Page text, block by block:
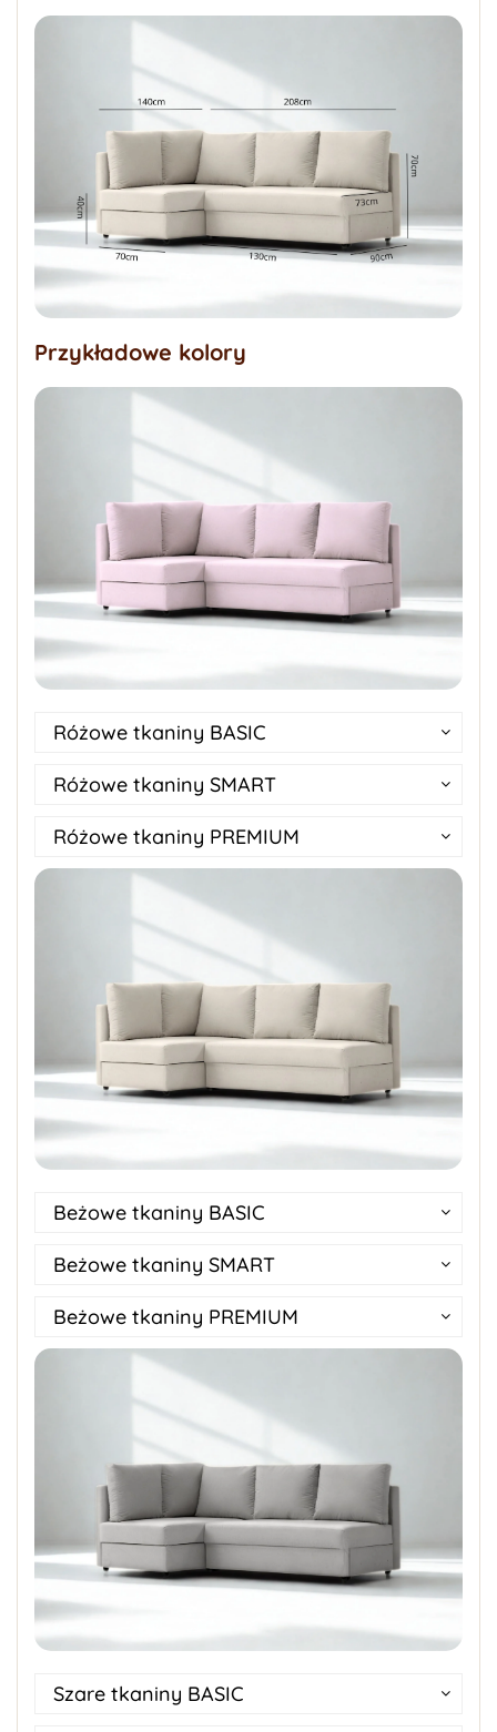
Przykładowe kolory
Różowe tkaniny BASIC
Różowe tkaniny SMART
Różowe tkaniny PREMIUM
Beżowe tkaniny BASIC
Beżowe tkaniny SMART
Beżowe tkaniny PREMIUM
Szare tkaniny BASIC